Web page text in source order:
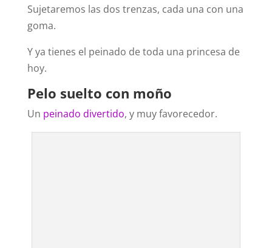
Sujetaremos las dos trenzas, cada una con una
goma.
Y ya tienes el peinado de toda una princesa de
hoy.
Pelo suelto con moño
Un peinado divertido, y muy favorecedor.